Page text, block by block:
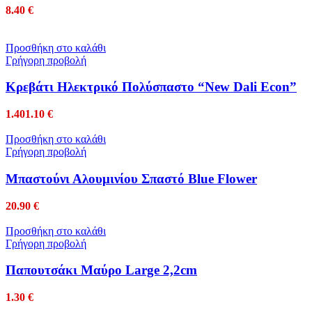
8.40 €
Προσθήκη στο καλάθι
Γρήγορη προβολή
Κρεβάτι Ηλεκτρικό Πολύσπαστο “New Dali Econ”
1.401.10 €
Προσθήκη στο καλάθι
Γρήγορη προβολή
Μπαστούνι Αλουμινίου Σπαστό Blue Flower
20.90 €
Προσθήκη στο καλάθι
Γρήγορη προβολή
Παπουτσάκι Μαύρο Large 2,2cm
1.30 €